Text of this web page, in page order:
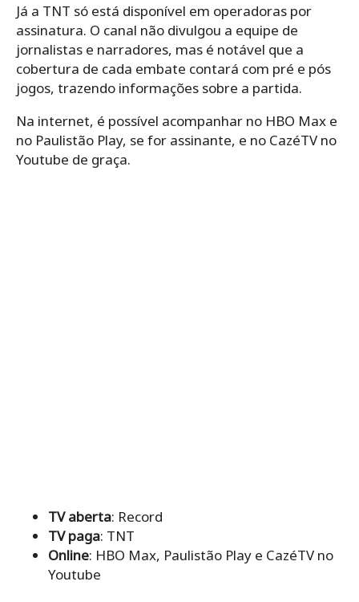
Já a TNT só está disponível em operadoras por
assinatura. O canal não divulgou a equipe de
jornalistas e narradores, mas é notável que a
cobertura de cada embate contará com pré e pós
jogos, trazendo informações sobre a partida.
Na internet, é possível acompanhar no HBO Max e
no Paulistão Play, se for assinante, e no CazéTV no
Youtube de graça.
TV aberta: Record
TV paga: TNT
Online: HBO Max, Paulistão Play e CazéTV no
Youtube